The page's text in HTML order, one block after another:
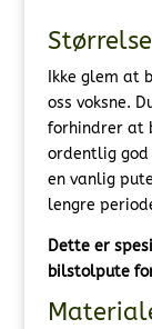
Ikke glem at
oss voksne.
forhindrer at
ordentlig god
en vanlig
lengre
Dette er
bilstolpute